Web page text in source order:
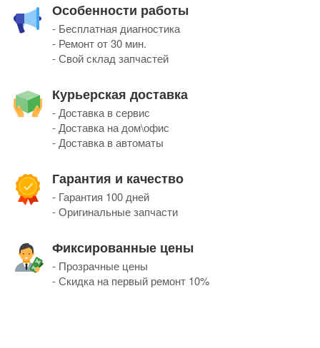
Особенности работы
- Бесплатная диагностика
- Ремонт от 30 мин.
- Свой склад запчастей
Курьерская доставка
- Доставка в сервис
- Доставка на дом\офис
- Доставка в автоматы
Гарантия и качество
- Гарантия 100 дней
- Оригинальные запчасти
Фиксированные цены
- Прозрачные цены
- Скидка на первый ремонт 10%